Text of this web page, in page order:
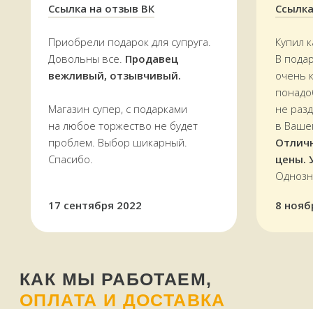
Купил
В
очень
не
в
цены.
Приобрели подарок для супруга.
Довольны все. Продавец
вежливый, отзывчивый.
Магазин супер, с подарками
на любое торжество не будет
проблем. Выбор шикарный.
Спасибо.
Ссылка на отзыв ВК
17 сентября 2022 8
КАК МЫ РАБОТАЕМ,
Всё, что есть на сайте, есть в наличии
Терском переулке, дом 4
Доставляемзаказы по всей области.
По Мурманску от 5000 р. —БЕСПЛАТНО
УЗНАТЬ СТОИМОСТЬ ДОСТАВКИ